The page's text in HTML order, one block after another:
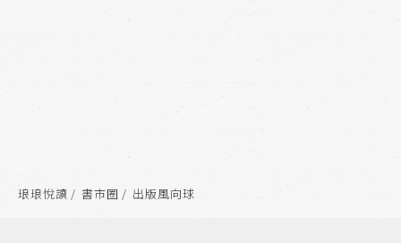
琅琅悅讀 書市圈 出版風向球